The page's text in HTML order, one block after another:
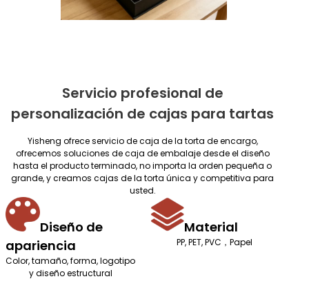
Servicio profesional de
personalización de cajas para tartas
Yisheng ofrece servicio de caja de la torta de encargo,
ofrecemos soluciones de caja de embalaje desde el diseño
hasta el producto terminado, no importa la orden pequeña o
grande, y creamos cajas de la torta única y competitiva para
usted.
Diseño de
apariencia
Color, tamaño, forma, logotipo
y diseño estructural
Material
PP, PET, PVC，Papel